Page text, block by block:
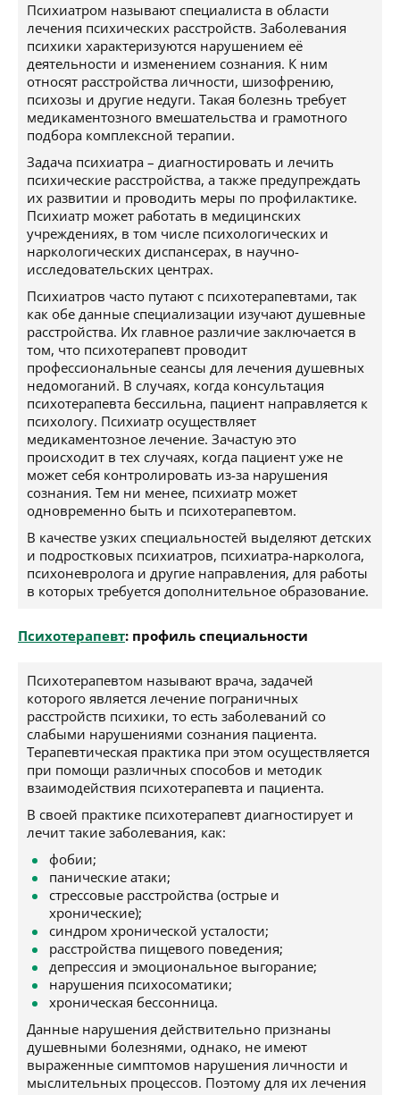
Психиатром называют специалиста в области
лечения психических расстройств. Заболевания
психики характеризуются нарушением её
деятельности и изменением сознания. К ним
относят расстройства личности, шизофрению,
психозы и другие недуги. Такая болезнь требует
медикаментозного вмешательства и грамотного
подбора комплексной терапии.
Задача психиатра – диагностировать и лечить
психические расстройства, а также предупреждать
их развитии и проводить меры по профилактике.
Психиатр может работать в медицинских
учреждениях, в том числе психологических и
наркологических диспансерах, в научно-
исследовательских центрах.
Психиатров часто путают с психотерапевтами, так
как обе данные специализации изучают душевные
расстройства. Их главное различие заключается в
том, что психотерапевт проводит
профессиональные сеансы для лечения душевных
недомоганий. В случаях, когда консультация
психотерапевта бессильна, пациент направляется к
психологу. Психиатр осуществляет
медикаментозное лечение. Зачастую это
происходит в тех случаях, когда пациент уже не
может себя контролировать из-за нарушения
сознания. Тем ни менее, психиатр может
одновременно быть и психотерапевтом.
В качестве узких специальностей выделяют детских
и подростковых психиатров, психиатра-нарколога,
психоневролога и другие направления, для работы
в которых требуется дополнительное образование.
Психотерапевт: профиль специальности
Психотерапевтом называют врача, задачей
которого является лечение пограничных
расстройств психики, то есть заболеваний со
слабыми нарушениями сознания пациента.
Терапевтическая практика при этом осуществляется
при помощи различных способов и методик
взаимодействия психотерапевта и пациента.
В своей практике психотерапевт диагностирует и
лечит такие заболевания, как:
фобии;
панические атаки;
стрессовые расстройства (острые и
хронические);
синдром хронической усталости;
расстройства пищевого поведения;
депрессия и эмоциональное выгорание;
нарушения психосоматики;
хроническая бессонница.
Данные нарушения действительно признаны
душевными болезнями, однако, не имеют
выраженные симптомов нарушения личности и
мыслительных процессов. Поэтому для их лечения